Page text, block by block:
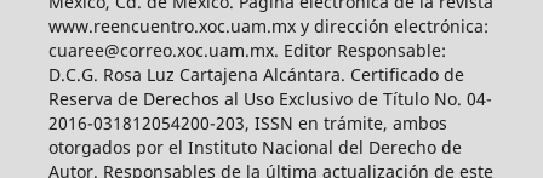
www.reencuentro.xoc.uam.mx y dirección electrónica:
cuaree@correo.xoc.uam.mx. Editor Responsable:
D.C.G. Rosa Luz Cartajena Alcántara. Certificado de
Reserva de Derechos al Uso Exclusivo de Título No. 04-
2016-031812054200-203, ISSN en trámite, ambos
otorgados por el Instituto Nacional del Derecho de
Autor. Responsables de la última actualización de este